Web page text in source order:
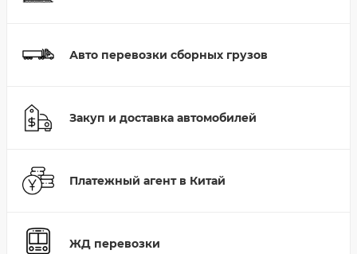
Авто перевозки сборных грузов
Закуп и доставка автомобилей
Платежный агент в Китай
ЖД перевозки